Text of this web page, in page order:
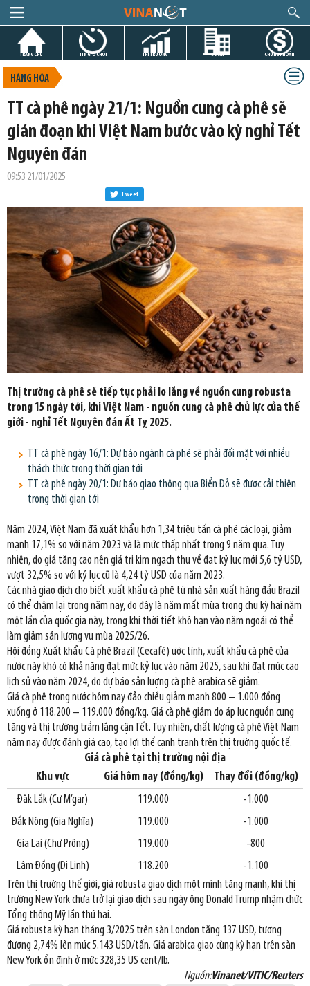
TRANG CHỦ TIN GIỜ CHÓT THỊ TRƯỜNG DỰ ÁN CHỨNG KHOÁN
HÀNG HÓA
TT cà phê ngày 21/1: Nguồn cung cà phê sẽ
gián đoạn khi Việt Nam bước vào kỳ nghỉ Tết
Nguyên đán
09:53 21/01/2025
Tweet
Thị trường cà phê sẽ tiếp tục phải lo lắng về nguồn cung robusta
trong 15 ngày tới, khi Việt Nam - nguồn cung cà phê chủ lực của thế
giới - nghỉ Tết Nguyên đán Ất Tỵ 2025.
TT cà phê ngày 16/1: Dự báo ngành cà phê sẽ phải đối mặt với nhiều
thách thức trong thời gian tới
TT cà phê ngày 20/1: Dự báo giao thông qua Biển Đỏ sẽ được cải thiện
trong thời gian tới
Năm 2024, Việt Nam đã xuất khẩu hơn 1,34 triệu tấn cà phê các loại, giảm
mạnh 17,1% so với năm 2023 và là mức thấp nhất trong 9 năm qua. Tuy
nhiên, do giá tăng cao nên giá trị kim ngạch thu về đạt kỷ lục mới 5,6 tỷ USD,
vượt 32,5% so với kỷ lục cũ là 4,24 tỷ USD của năm 2023.
Các nhà giao dịch cho biết xuất khẩu cà phê từ nhà sản xuất hàng đầu Brazil
có thể chậm lại trong năm nay, do đây là năm mất mùa trong chu kỳ hai năm
một lần của quốc gia này, trong khi thời tiết khô hạn vào năm ngoái có thể
làm giảm sản lượng vụ mùa 2025/26.
Hội đồng Xuất khẩu Cà phê Brazil (Cecafé) ước tính, xuất khẩu cà phê của
nước này khó có khả năng đạt mức kỷ lục vào năm 2025, sau khi đạt mức cao
lịch sử vào năm 2024, do dự báo sản lượng cà phê arabica sẽ giảm.
Giá cà phê trong nước hôm nay đảo chiều giảm mạnh 800 – 1.000 đồng
xuống ở 118.200 – 119.000 đồng/kg. Giá cà phê giảm do áp lực nguồn cung
tăng và thị trường trầm lắng cận Tết. Tuy nhiên, chất lượng cà phê Việt Nam
năm nay được đánh giá cao, tạo lợi thế cạnh tranh trên thị trường quốc tế.
Giá cà phê tại thị trường nội địa
Khu vực
Giá hôm nay (đồng/kg)
Thay đổi (đồng/kg)
Đắk Lắk (Cư M’gar)
119.000
-1.000
Đắk Nông (Gia Nghĩa)
119.000
-1.000
Gia Lai (Chư Prông)
119.000
-800
Lâm Đồng (Di Linh)
118.200
-1.100
Trên thị trường thế giới, giá robusta giao dịch một mình tăng mạnh, khi thị
trường New York chưa trở lại giao dịch sau ngày ông Donald Trump nhậm chức
Tổng thống Mỹ lần thứ hai.
Giá robusta kỳ hạn tháng 3/2025 trên sàn London tăng 137 USD, tương
đương 2,74% lên mức 5.143 USD/tấn. Giá arabica giao cùng kỳ hạn trên sàn
New York ổn định ở mức 328,35 US cent/lb.
Nguồn:Vinanet/VITIC/Reuters